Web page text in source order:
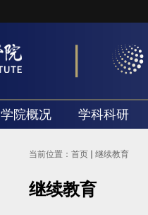
学院概况 学科科研
当前位置： 首页 继续教育
继续教育